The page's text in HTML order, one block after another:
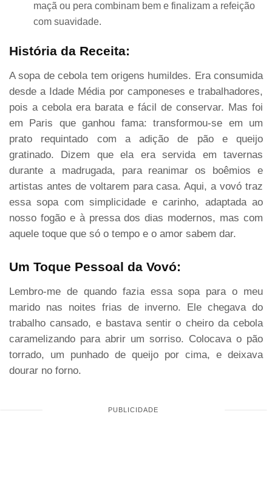
maçã ou pera combinam bem e finalizam a refeição
com suavidade.
História da Receita:
A sopa de cebola tem origens humildes. Era consumida
desde a Idade Média por camponeses e trabalhadores,
pois a cebola era barata e fácil de conservar. Mas foi
em Paris que ganhou fama: transformou-se em um
prato requintado com a adição de pão e queijo
gratinado. Dizem que ela era servida em tavernas
durante a madrugada, para reanimar os boêmios e
artistas antes de voltarem para casa. Aqui, a vovó traz
essa sopa com simplicidade e carinho, adaptada ao
nosso fogão e à pressa dos dias modernos, mas com
aquele toque que só o tempo e o amor sabem dar.
Um Toque Pessoal da Vovó:
Lembro-me de quando fazia essa sopa para o meu
marido nas noites frias de inverno. Ele chegava do
trabalho cansado, e bastava sentir o cheiro da cebola
caramelizando para abrir um sorriso. Colocava o pão
torrado, um punhado de queijo por cima, e deixava
dourar no forno.